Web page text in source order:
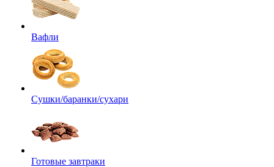
Вафли
Сушки/баранки/сухари
Готовые завтраки